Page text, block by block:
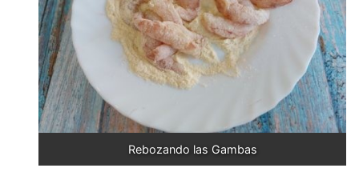
Rebozando las Gambas